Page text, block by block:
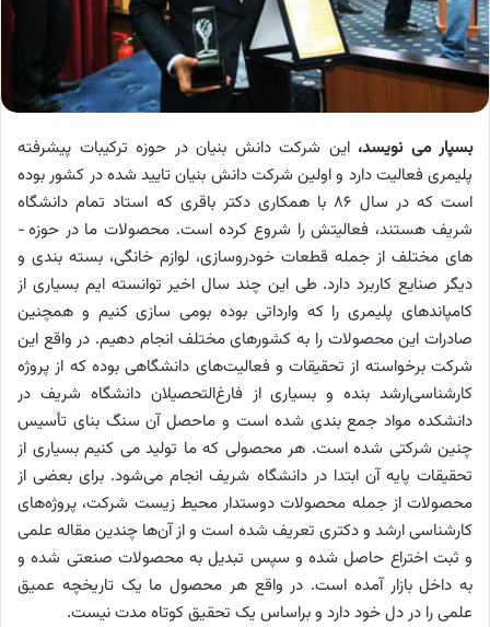
بسپار می نویسد،این شرکت دانش بنیان در حوزه ترکیبات پیشرفته
پلیمری فعالیت دارد و اولین شرکت دانش بنیان تایید شده در کشور بوده
است که در سال 86 با همکاری دکتر باقری که استاد تمام دانشگاه
شریف هستند، فعالیتش را شروع کرده است. محصولات ما در حوزه ­
های مختلف از جمله قطعات خودروسازی، لوازم خانگی، بسته­ بندی و
دیگر صنایع کاربرد دارد. طی این چند سال اخیر توانسته ­ایم بسیاری از
کامپاندهای پلیمری را که وارداتی بوده بومی ­سازی کنیم و همچنین
صادرات این محصولات را به کشورهای مختلف انجام دهیم. در واقع این
شرکت برخواسته از تحقیقات و فعالیت‌های دانشگاهی بوده که از پروژه
کارشناسی‌ارشد بنده و بسیاری از فارغ‌التحصیلان دانشگاه شریف در
دانشکده مواد جمع بندی شده است و ماحصل آن سنگ بنای تأسیس
چنین شرکتی شده است. هر محصولی که ما تولید می کنیم بسیاری از
تحقیقات پایه آن ابتدا در دانشگاه شریف انجام می‌شود. برای بعضی از
محصولات از جمله محصولات دوستدار محیط زیست شرکت، پروژه‌های
کارشناسی‌ ارشد و دکتری تعریف شده است و از آن‌ها چندین مقاله علمی
و ثبت اختراع حاصل شده و سپس تبدیل به محصولات صنعتی شده و
به داخل بازار آمده است. در واقع هر محصول ما یک تاریخچه عمیق
علمی را در دل خود دارد و براساس یک تحقیق کوتاه مدت نیست.